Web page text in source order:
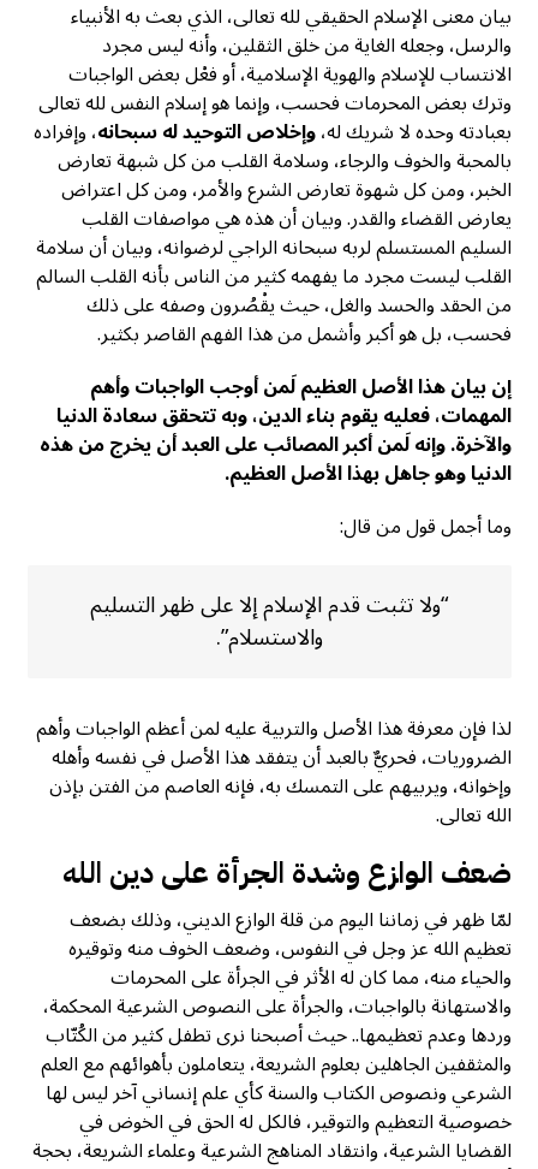
بیان معنى الإسلام الحقيقي لله تعالى، الذي بعث به الأنبياء
والرسل، وجعله الغاية من خلق الثقلين، وأنه ليس مجرد
الانتساب للإسلام والهوية الإسلامية، أو فعْل بعض الواجبات
وترك بعض المحرمات فحسب، وإنما هو إسلام النفس لله تعالى
بعبادته وحده لا شريك له،وإخلاص التوحيد له سبحانه، وإفراده
بالمحبة والخوف والرجاء، وسلامة القلب من كل شبهة تعارض
الخبر، ومن كل شهوة تعارض الشرع والأمر، ومن كل اعتراض
يعارض القضاء والقدر. وبيان أن هذه هي مواصفات القلب
السليم المستسلم لربه سبحانه الراجي لرضوانه، وبيان أن سلامة
القلب ليست مجرد ما يفهمه كثير من الناس بأنه القلب السالم
من الحقد والحسد والغل، حيث يقْصُرون وصفه على ذلك
فحسب، بل هو أكبر وأشمل من هذا الفهم القاصر بكثير.
إن بيان هذا الأصل العظيم لَمن أوجب الواجبات وأهم
المهمات، فعليه يقوم بناء الدين، وبه تتحقق سعادة الدنيا
والآخرة. وإنه لَمن أكبر المصائب على العبد أن يخرج من هذه
الدنيا وهو جاهل بهذا الأصل العظيم.
وما أجمل قول من قال:
“ولا تثبت قدم الإسلام إلا على ظهر التسليم
والاستسلام”.
لذا فإن معرفة هذا الأصل والتربية عليه لمن أعظم الواجبات وأهم
الضروريات، فحريٌّ بالعبد أن يتفقد هذا الأصل في نفسه وأهله
وإخوانه، ويربيهم على التمسك به، فإنه العاصم من الفتن بإذن
الله تعالى.
ضعف الوازع وشدة الجرأة على دين الله
لمّا ظهر في زماننا اليوم من قلة الوازع الديني، وذلك بضعف
تعظيم الله عز وجل في النفوس، وضعف الخوف منه وتوقيره
والحياء منه، مما كان له الأثر في الجرأة على المحرمات
والاستهانة بالواجبات، والجرأة على النصوص الشرعية المحكمة،
وردها وعدم تعظيمها.. حيث أصبحنا نرى تطفل كثير من الكُتّاب
والمثقفين الجاهلين بعلوم الشريعة، يتعاملون بأهوائهم مع العلم
الشرعي ونصوص الكتاب والسنة كأي علم إنساني آخر ليس لها
خصوصية التعظيم والتوقير، فالكل له الحق في الخوض في
القضايا الشرعية، وانتقاد المناهج الشرعية وعلماء الشريعة، بحجة